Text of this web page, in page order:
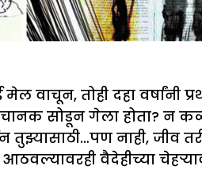
वाचून, तोही दहा
सोडून गेला होता? न
नाही, जीव
वैदेहीच्या